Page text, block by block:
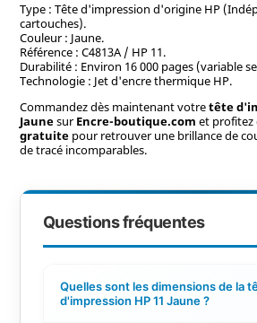
Type : Tête d'impression d'origine HP
cartouches).
Couleur : Jaune.
Référence : C4813A / HP 11.
Durabilité : Environ 16 000 pages (variable
Technologie : Jet d'encre thermique HP.
Commandez dès maintenant votretête
JaunesurEncre-boutique.com et profitez
gratuitepour retrouver une brillance de
de tracé incomparables.
Questions fréquentes
Quelles sont les dimensions de la
d'impression HP 11 Jaune ?